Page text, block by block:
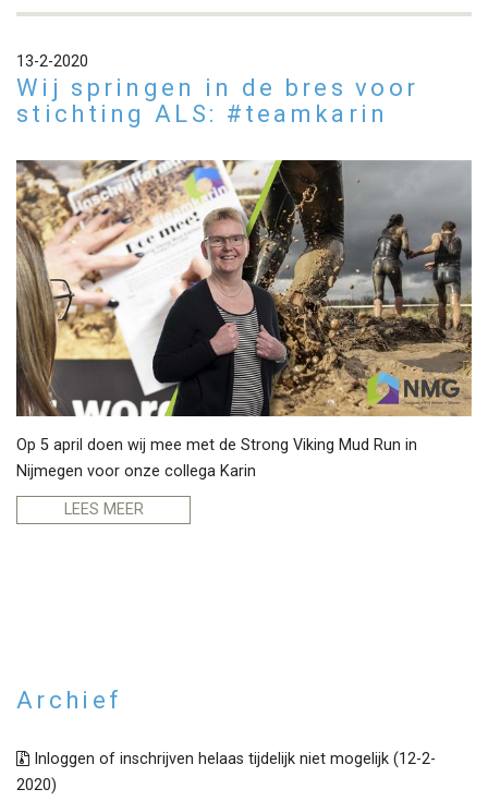
13-2-2020
Wij springen in de bres voor
stichting ALS: #teamkarin
Op 5 april doen wij mee met de Strong Viking Mud Run in
Nijmegen voor onze collega Karin
LEES MEER
Archief
Inloggen of inschrijven helaas tijdelijk niet mogelijk (12-2-
2020)